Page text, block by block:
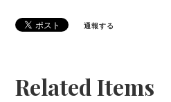
通報する
Related Items